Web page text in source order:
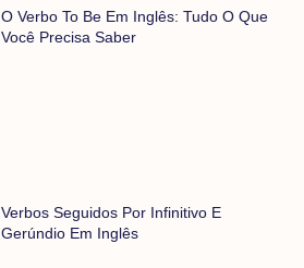
O Verbo To Be Em Inglês: Tudo O Que
Você Precisa Saber
Verbos Seguidos Por Infinitivo E
Gerúndio Em Inglês